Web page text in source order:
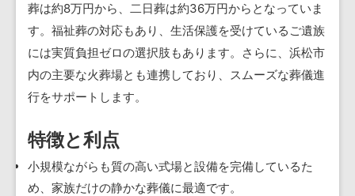
葬は約8万円から、二日葬は約36万円からとなっていま
す。福祉葬の対応もあり、生活保護を受けているご遺族
には実質負担ゼロの選択肢もあります。さらに、浜松市
内の主要な火葬場とも連携しており、スムーズな葬儀進
行をサポートします。
特徴と利点
小規模ながらも質の高い式場と設備を完備しているた
め、家族だけの静かな葬儀に最適です。